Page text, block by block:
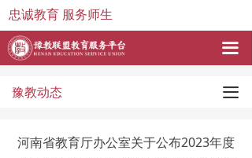
忠诚教育 服务师生
끀
豫教动态 끀
河南省教育厅办公室关于公布2023年度